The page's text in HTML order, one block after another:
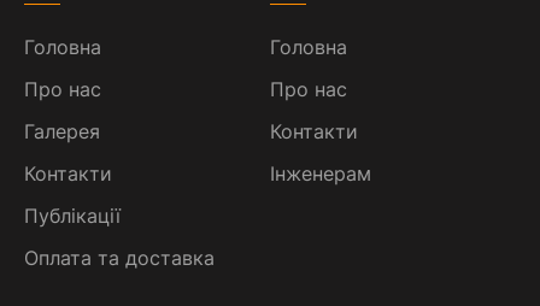
Головна
Про нас
Галерея
Контакти
Публікації
Оплата та доставка
Головна
Про нас
Контакти
Інженерам